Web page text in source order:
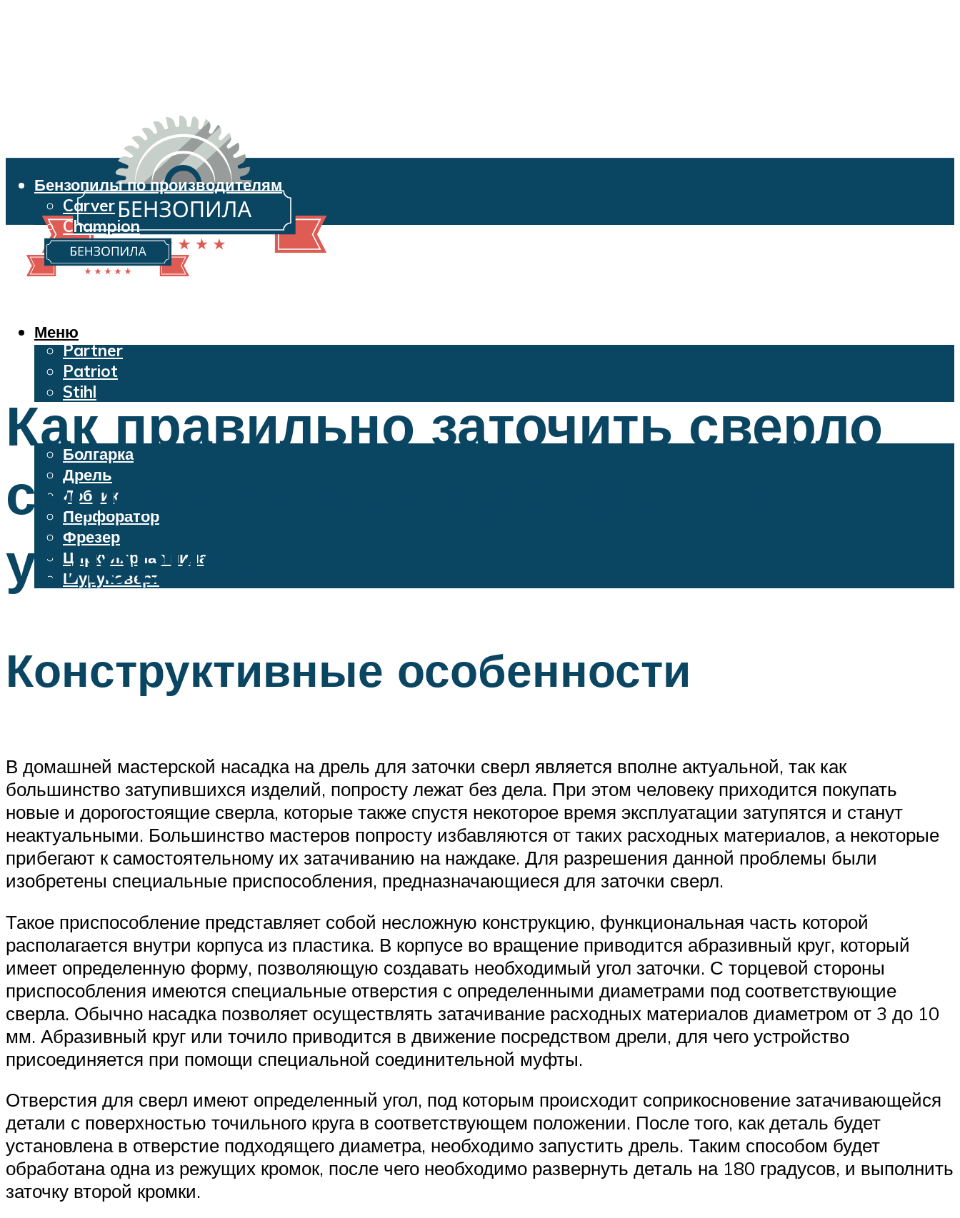
Бензопилы по производителям
Carver
Champion
Echo
Husqvarna
Oleo-Mac
Partner
Patriot
Stihl
Бензопилы
Электроинструменты
Болгарка
Дрель
Лобзик
Перфоратор
Фрезер
Циркулярная пила
Шуруповерт
Меню
Как правильно заточить сверло
своими руками в домашних
условиях
Конструктивные особенности
В домашней мастерской насадка на дрель для заточки сверл является вполне актуальной, так как
большинство затупившихся изделий, попросту лежат без дела. При этом человеку приходится покупать
новые и дорогостоящие сверла, которые также спустя некоторое время эксплуатации затупятся и станут
неактуальными. Большинство мастеров попросту избавляются от таких расходных материалов, а некоторые
прибегают к самостоятельному их затачиванию на наждаке. Для разрешения данной проблемы были
изобретены специальные приспособления, предназначающиеся для заточки сверл.
Такое приспособление представляет собой несложную конструкцию, функциональная часть которой
располагается внутри корпуса из пластика. В корпусе во вращение приводится абразивный круг, который
имеет определенную форму, позволяющую создавать необходимый угол заточки. С торцевой стороны
приспособления имеются специальные отверстия с определенными диаметрами под соответствующие
сверла. Обычно насадка позволяет осуществлять затачивание расходных материалов диаметром от 3 до 10
мм. Абразивный круг или точило приводится в движение посредством дрели, для чего устройство
присоединяется при помощи специальной соединительной муфты.
Отверстия для сверл имеют определенный угол, под которым происходит соприкосновение затачивающейся
детали с поверхностью точильного круга в соответствующем положении. После того, как деталь будет
установлена в отверстие подходящего диаметра, необходимо запустить дрель. Таким способом будет
обработана одна из режущих кромок, после чего необходимо развернуть деталь на 180 градусов, и выполнить
заточку второй кромки.